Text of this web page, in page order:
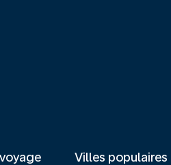
Villes populaires